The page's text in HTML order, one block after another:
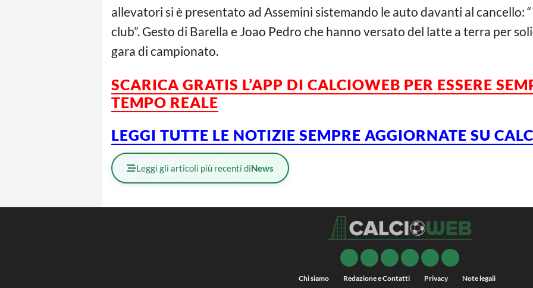
allevatori si è presentato ad Assemini sistemando le auto davanti al cancello:
club”. Gesto di Barella e Joao Pedro che hanno versato del latte a terra per
gara di campionato.
SCARICA GRATIS L’APP DI CALCIOWEB PER ESSERE
TEMPO REALE
LEGGI TUTTE LE NOTIZIE SEMPRE AGGIORNATE SU
Leggi gli articoli più recenti diNews
Chi siamo Redazione e Contatti Privacy Note legali